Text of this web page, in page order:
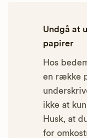
Undgå at
papirer
Hos
en række
ikke at
Husk, at
for